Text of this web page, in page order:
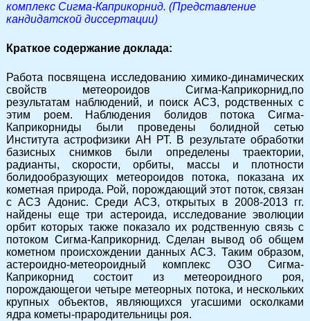
комплекс Сигма-Каприкорнид. (Представление
кандидатской диссертации)
Краткое содержание доклада:
Работа посвящена исследованию химико-динамических
свойств метеороидов Сигма-Каприкорнид,по
результатам наблюдений, и поиск АСЗ, родственных с
этим роем. Наблюдения болидов потока Сигма-
Каприкорниды были проведены болидной сетью
Института астрофизики АН РТ. В результате обработки
базисных снимков были определены траектории,
радианты, скорости, орбиты, массы и плотности
болидообразующих метеороидов потока, показана их
кометная природа. Рой, порождающий этот поток, связан
с АСЗ Адонис. Среди АСЗ, открытых в 2008-2013гг.
найдены еще три астероида, исследование эволюции
орбит которых также показало их родственную связь с
потоком Сигма-Каприкорнид. Сделан вывод об общем
кометном происхождении данных АСЗ. Таким образом,
астероидно-метеороидный комплекс ОЗО Сигма-
Каприкорнид состоит из метеороидного роя,
порождающегои четыре метеорных потока, и нескольких
крупных объектов, являющихся угасшими осколками
ядра кометы-прародительницы роя.